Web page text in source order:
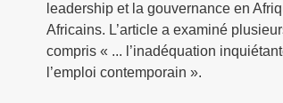
leadership et la gouvernance en
Africains. L’article a examiné
compris « ... l’inadéquation
l’emploi contemporain ».